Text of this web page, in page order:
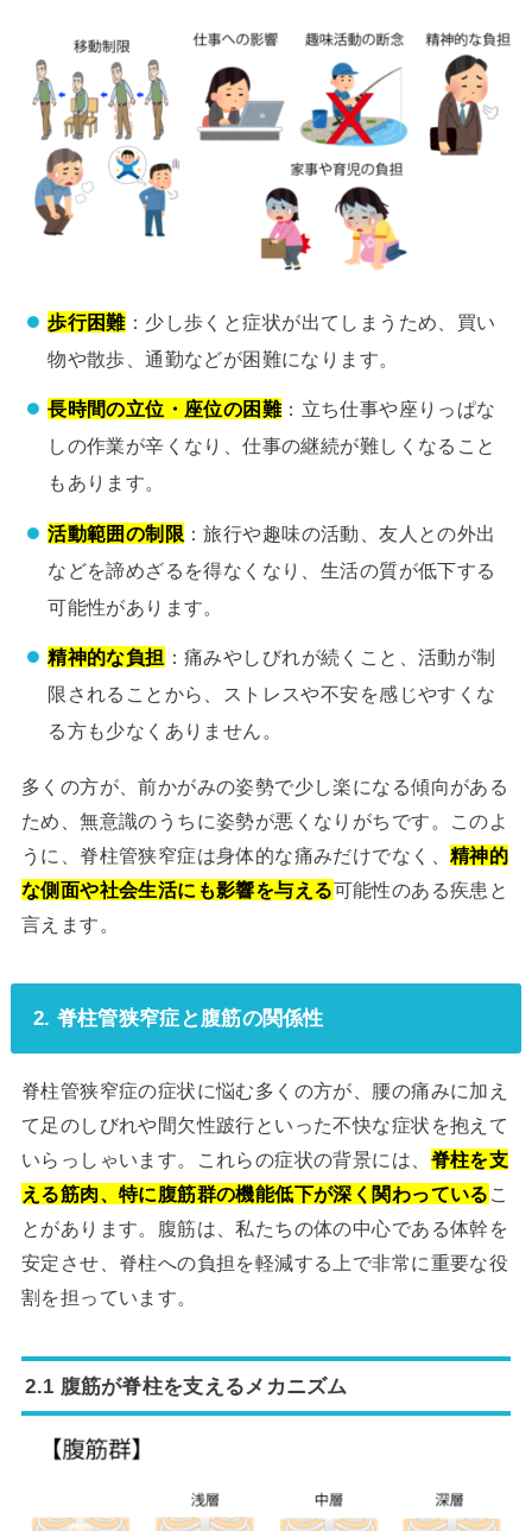
歩行困難：少し歩くと症状が出てしまうため、買い
物や散歩、通勤などが困難になります。
長時間の立位・座位の困難：立ち仕事や座りっぱな
しの作業が辛くなり、仕事の継続が難しくなること
もあります。
活動範囲の制限 ：旅行や趣味の活動、友人との外出
などを諦めざるを得なくなり、生活の質が低下する
可能性があります。
精神的な負担 ：痛みやしびれが続くこと、活動が制
限されることから、ストレスや不安を感じやすくな
る方も少なくありません。
多くの方が、前かがみの姿勢で少し楽になる傾向がある
ため、無意識のうちに姿勢が悪くなりがちです。このよ
うに、脊柱管狭窄症は身体的な痛みだけでなく、 精神的
な側面や社会生活にも影響を与える可能性のある疾患と
言えます。
2. 脊柱管狭窄症と腹筋の関係性
脊柱管狭窄症の症状に悩む多くの方が、腰の痛みに加え
て足のしびれや間欠性跛行といった不快な症状を抱えて
いらっしゃいます。これらの症状の背景には、脊柱を支
える筋肉、特に腹筋群の機能低下が深く関わっている こ
とがあります。腹筋は、私たちの体の中心である体幹を
安定させ、脊柱への負担を軽減する上で非常に重要な役
割を担っています。
2.1 腹筋が脊柱を支えるメカニズム